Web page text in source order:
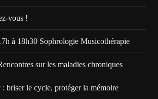
vous !
à 18h30 Sophrologie Musicothérapie
sur les maladies chroniques
: briser le cycle, protéger la mémoire